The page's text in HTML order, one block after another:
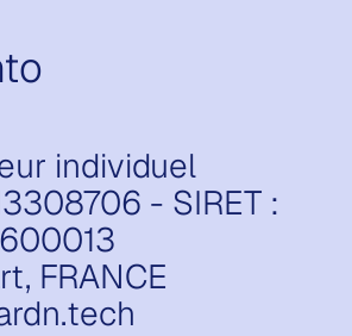
individuel
- SIRET :
FRANCE